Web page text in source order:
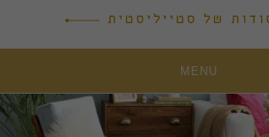
MENU